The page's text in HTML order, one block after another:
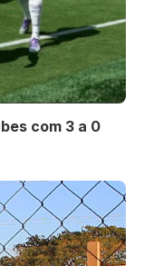
com 3 a 0